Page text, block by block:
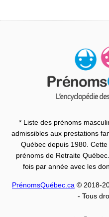
* Liste des prénoms
admissibles aux prestations
Québec depuis 1980.
prénoms de Retraite
fois par année avec les
PrénomsQuébec.ca © 2018-
- Tous